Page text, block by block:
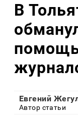
В
Евгений
Автор статьи